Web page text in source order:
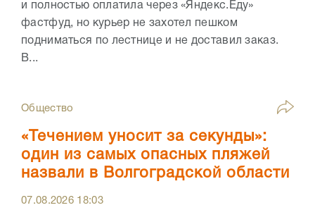
и полностью оплатила через «Яндекс.Еду»
фастфуд, но курьер не захотел пешком
подниматься по лестнице и не доставил заказ.
В...
Общество
«Течением уносит за секунды»:
один из самых опасных пляжей
назвали в Волгоградской области
07.08.2026 18:03